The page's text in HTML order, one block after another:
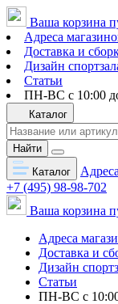
Ваша корзина
Адреса
Доставка и
Дизайн
Статьи
ПН-ВС с 10:00
Каталог
Найти
Каталог
+7 (495) 98-98-702
Ваша корзина
Адреса
Доставка и
Дизайн
Статьи
ПН-ВС с